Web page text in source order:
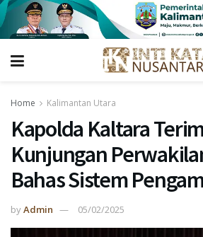
Home Kalimantan Utara
Kapolda Kaltara
Kunjungan
Bahas Sistem
byAdmin 05/02/2025